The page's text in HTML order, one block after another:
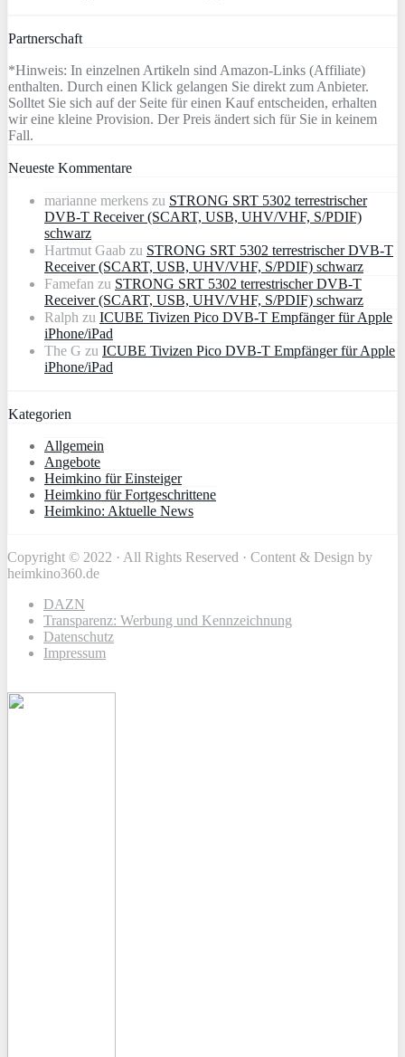
Partnerschaft
*Hinweis: In einzelnen Artikeln sind Amazon-Links (Affiliate)
enthalten. Durch einen Klick gelangen Sie direkt zum Anbieter.
Solltet Sie sich auf der Seite für einen Kauf entscheiden, erhalten
wir eine kleine Provision. Der Preis ändert sich für Sie in keinem
Fall.
Neueste Kommentare
marianne merkens zu STRONG SRT 5302 terrestrischer
DVB-T Receiver (SCART, USB, UHV/VHF, S/PDIF)
schwarz
Hartmut Gaab zu STRONG SRT 5302 terrestrischer DVB-T
Receiver (SCART, USB, UHV/VHF, S/PDIF) schwarz
Famefan zu STRONG SRT 5302 terrestrischer DVB-T
Receiver (SCART, USB, UHV/VHF, S/PDIF) schwarz
Ralph zu ICUBE Tivizen Pico DVB-T Empfänger für Apple
iPhone/iPad
The G zu ICUBE Tivizen Pico DVB-T Empfänger für Apple
iPhone/iPad
Kategorien
Allgemein
Angebote
Heimkino für Einsteiger
Heimkino für Fortgeschrittene
Heimkino: Aktuelle News
Copyright © 2022 · All Rights Reserved · Content & Design by
heimkino360.de
DAZN
Transparenz: Werbung und Kennzeichnung
Datenschutz
Impressum